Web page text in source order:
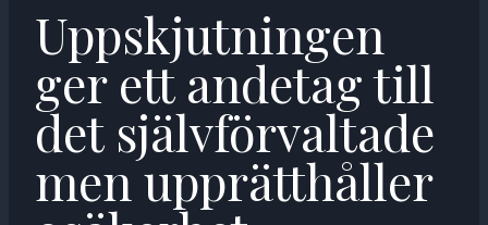
Uppskjutningen
ger ett andetag till
det självförvaltade
men upprätthåller